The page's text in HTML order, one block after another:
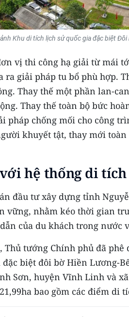
Khu di tích lịch sử quốc gia đặc biệt
vị thi công hạ giải từ mái
ra giải pháp tu bổ phù hợp.
Thay thế một phần lan-
Thay thế toàn bộ bức
pháp chống mối cho công
khuyết tật, thay mới
hệ thống di tích
đầu tư xây dựng tỉnh
vững, nhằm kéo thời gian
của du khách trong nước
Thủ tướng Chính phủ đã
biệt đôi bờ Hiền Lương-
Sơn, huyện Vĩnh Linh và
bao gồm các điểm di